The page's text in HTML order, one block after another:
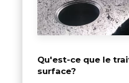
Qu'est-ce que le
surface?